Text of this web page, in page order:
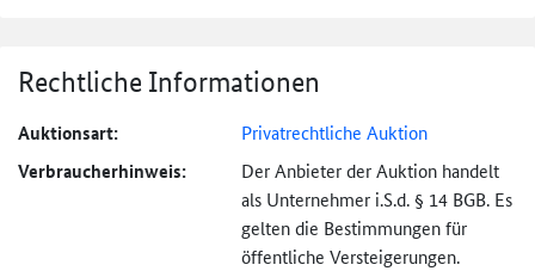
Rechtliche Informationen
Auktionsart: Privatrechtliche Auktion
Verbraucher­hinweis:
Der Anbieter der Auktion handelt
als Unternehmer i.S.d. § 14 BGB. Es
gelten die Bestimmungen für
öffentliche Versteigerungen.